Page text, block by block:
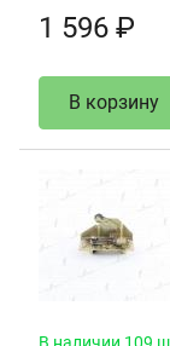
1 596 ₽
В корзину